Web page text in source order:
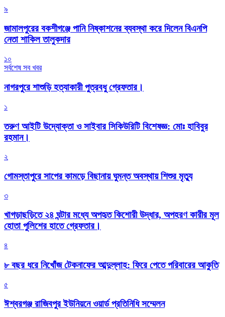
৯
জামালপুরের বকশীগঞ্জে পানি নিষ্কাশনের ব্যবস্থা করে দিলেন বিএনপি
নেতা শাকিল তালুকদার
১০
সর্বশেষ সব খবর
নাগরপুরে শাশুড়ি হত্যাকারী পুত্রবধু গ্রেফতার।
১
তরুণ আইটি উদ্যোক্তা ও সাইবার সিকিউরিটি বিশেষজ্ঞ: মোঃ হাবিবুর
রহমান।
২
গোমস্তাপুরে সাপের কামড়ে বিছানায় ঘুমন্ত অবস্থায় শিশুর মৃত্যু
৩
খাগড়াছড়িতে ২৪ ঘন্টার মধ্যে অপহৃত কিশোরী উদ্ধার, অপহরণ কারীর মূল
হোতা পুলিশের হাতে গ্রেফতার।
৪
৮ বছর ধরে নিখোঁজ টেকনাফের আব্দুল্লাহ: ফিরে পেতে পরিবারের আকুতি
৫
ঈশ্বরগঞ্জ রাজিবপুর ইউনিয়নে ওয়ার্ড প্রতিনিধি সম্মেলন